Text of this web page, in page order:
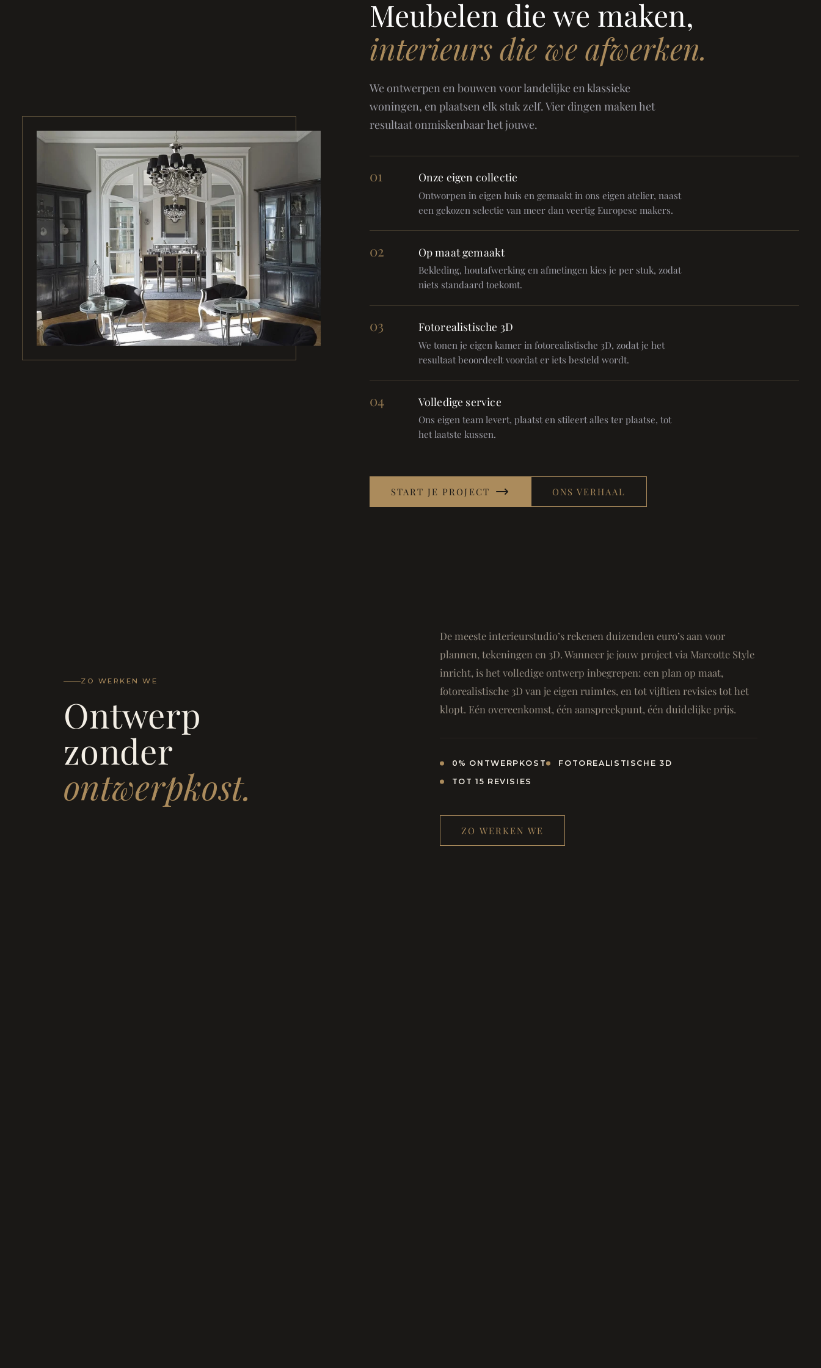
Meubelen die we maken,
interieurs die we afwerken.
We ontwerpen en bouwen voor landelijke en klassieke
woningen, en plaatsen elk stuk zelf. Vier dingen maken het
resultaat onmiskenbaar het jouwe.
01 Onze eigen collectie
Ontworpen in eigen huis en gemaakt in ons eigen atelier, naast
een gekozen selectie van meer dan veertig Europese makers.
02 Op maat gemaakt
Bekleding, houtafwerking en afmetingen kies je per stuk, zodat
niets standaard toekomt.
03 Fotorealistische 3D
We tonen je eigen kamer in fotorealistische 3D, zodat je het
resultaat beoordeelt voordat er iets besteld wordt.
04 Volledige service
Ons eigen team levert, plaatst en stileert alles ter plaatse, tot
het laatste kussen.
START JE PROJECT ONS VERHAAL
ZO WERKEN WE
Ontwerp
zonder
ontwerpkost.
De meeste interieurstudio’s rekenen duizenden euro’s aan voor
plannen, tekeningen en 3D. Wanneer je jouw project via Marcotte Style
inricht, is het volledige ontwerp inbegrepen: een plan op maat,
fotorealistische 3D van je eigen ruimtes, en tot vijftien revisies tot het
klopt. Eén overeenkomst, één aanspreekpunt, één duidelijke prijs.
0% ONTWERPKOST
FOTOREALISTISCHE 3D
TOT 15 REVISIES
ZO WERKEN WE